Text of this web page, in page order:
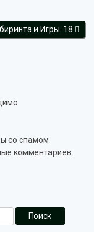
и Игры. 18
со спамом.
комментариев